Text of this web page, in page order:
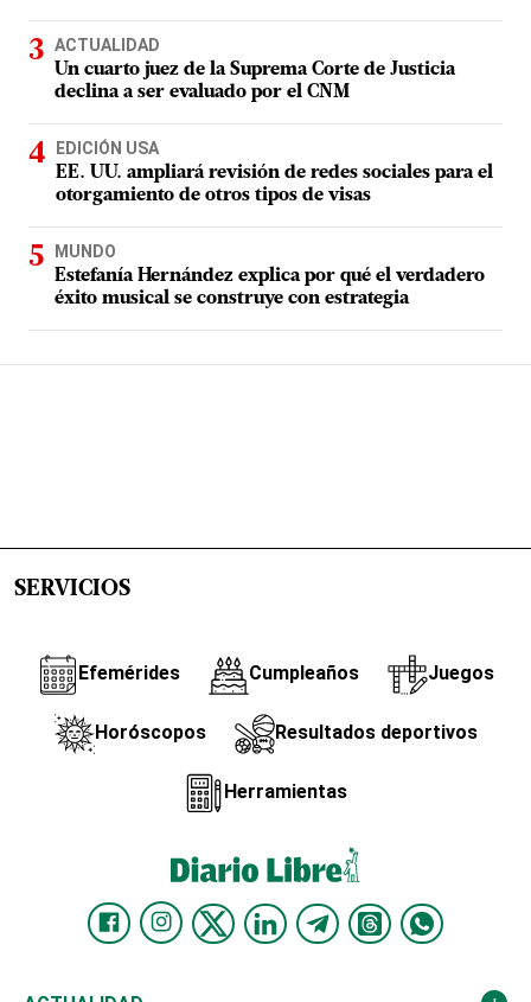
ACTUALIDAD
Un cuarto juez de la Suprema Corte de Justicia
declina a ser evaluado por el CNM
EDICIÓN USA
EE. UU. ampliará revisión de redes sociales para el
otorgamiento de otros tipos de visas
MUNDO
Estefanía Hernández explica por qué el verdadero
éxito musical se construye con estrategia
SERVICIOS
Efemérides Cumpleaños Juegos
Horóscopos Resultados deportivos
Herramientas